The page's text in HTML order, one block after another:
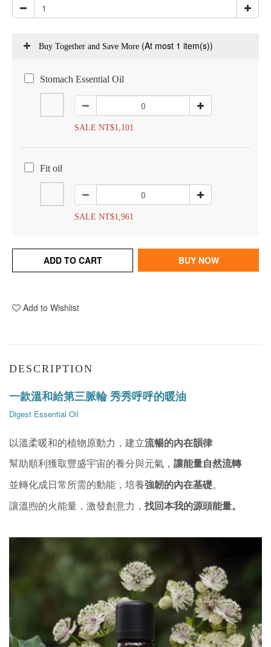
Buy Together and Save More (At most 1 item(s))
Stomach Essential Oil
SALE NT$1,101
Fit oil
SALE NT$1,961
ADD TO CART BUY NOW
Add to Wishlist
DESCRIPTION
一款溫和給第三脈輪 秀秀呼呼的暖油
Digest Essential Oil
以溫柔暖和的植物原動力， 建立流暢的內在韻律
幫助順利獲取豐盛宇宙的養分與元氣， 讓能量自然流轉
並轉化成日常所需的動能，培養強韌的內在基礎。
讓溫煦的火能量， 激發創意力， 找回本我的源頭能量。